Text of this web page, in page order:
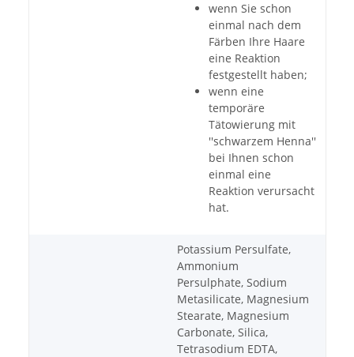
wenn Sie schon
einmal nach dem
Färben Ihre Haare
eine Reaktion
festgestellt haben;
wenn eine
temporäre
Tätowierung mit
''schwarzem Henna''
bei Ihnen schon
einmal eine
Reaktion verursacht
hat.
Potassium Persulfate,
Ammonium
Persulphate, Sodium
Metasilicate, Magnesium
Stearate, Magnesium
Carbonate, Silica,
Tetrasodium EDTA,